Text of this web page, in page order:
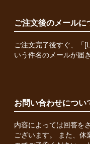
ご注文後のメールに
ご注文完了後すぐ、「
いう件名のメールが届
お問い合わせについ
内容によっては回答を
ございます。 また、休